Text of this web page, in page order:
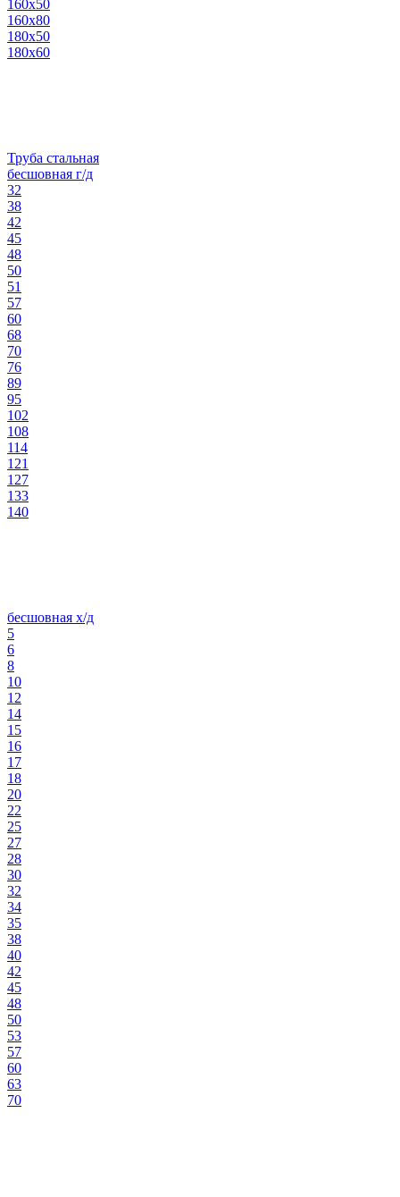
160х50
160х80
180х50
180х60
Труба стальная
бесшовная г/д
32
38
42
45
48
50
51
57
60
68
70
76
89
95
102
108
114
121
127
133
140
бесшовная х/д
5
6
8
10
12
14
15
16
17
18
20
22
25
27
28
30
32
34
35
38
40
42
45
48
50
53
57
60
63
70